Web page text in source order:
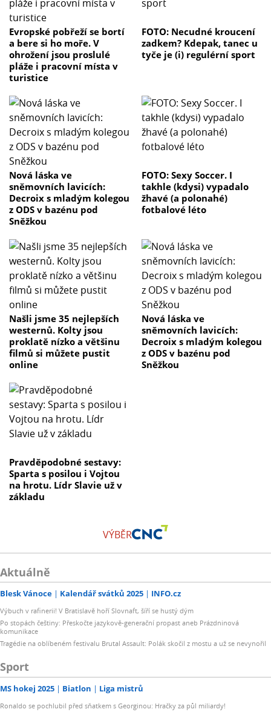
Evropské pobřeží se bortí
a bere si ho moře. V
ohrožení jsou proslulé
pláže i pracovní místa v
turistice
FOTO: Necudné kroucení
zadkem? Kdepak, tanec u
tyče je (i) regulérní sport
Nová láska ve
sněmovních lavicích:
Decroix s mladým kolegou
z ODS v bazénu pod
Sněžkou
FOTO: Sexy Soccer. I
takhle (kdysi) vypadalo
žhavé (a polonahé)
fotbalové léto
Našli jsme 35 nejlepších
westernů. Kolty jsou
proklatě nízko a většinu
filmů si můžete pustit
online
Nová láska ve
sněmovních lavicích:
Decroix s mladým kolegou
z ODS v bazénu pod
Sněžkou
Pravděpodobné sestavy:
Sparta s posilou i Vojtou
na hrotu. Lídr Slavie už v
základu
VÝBĚR
Aktuálně
Blesk Vánoce Kalendář svátků 2025 INFO.cz
Výbuch v rafinerii! V Bratislavě hoří Slovnaft, šíří se hustý dým
Po stopách češtiny: Přeskočte jazykově-generační propast aneb Prázdninová
komunikace
Tragédie na oblíbeném festivalu Brutal Assault: Polák skočil z mostu a už se nevynořil
Sport
MS hokej 2025 Biatlon Liga mistrů
Ronaldo se pochlubil před sňatkem s Georginou: Hračky za půl miliardy!